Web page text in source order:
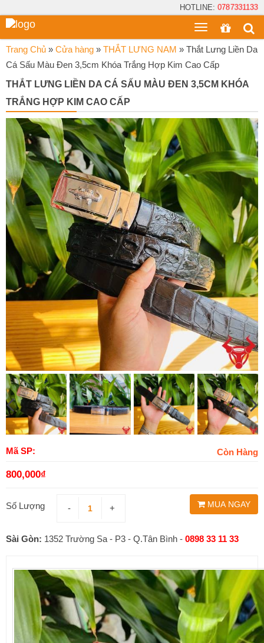
HOTLINE: 0787331133
Toggle
menu
Trang Chủ » Cửa hàng » THẮT LƯNG NAM » Thắt Lưng Liền Da
Cá Sấu Màu Đen 3,5cm Khóa Trắng Hợp Kim Cao Cấp
THẮT LƯNG LIỀN DA CÁ SẤU MÀU ĐEN 3,5CM KHÓA
TRẮNG HỢP KIM CAO CẤP
Mã SP: Còn Hàng
800,000₫
Số Lượng - + MUA NGAY
Sài Gòn: 1352 Trường Sa - P3 - Q.Tân Bình - 0898 33 11 33